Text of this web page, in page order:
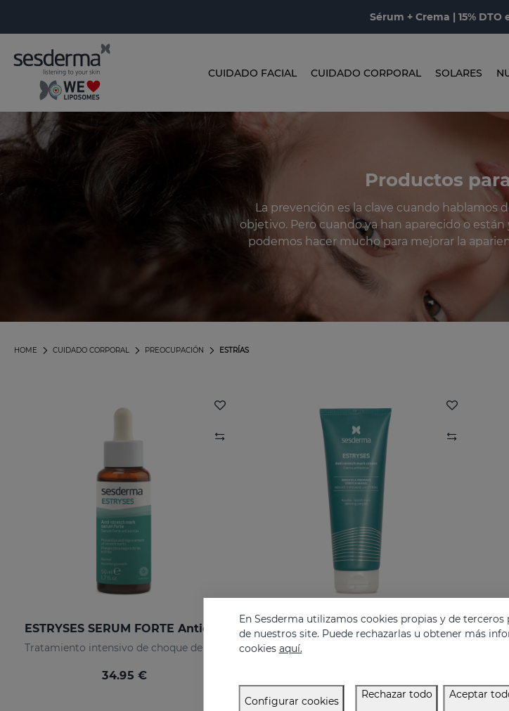
Sérum + Crema | 15%
CUIDADO FACIAL CUIDADO CORPORAL SOLARES
Productos
La prevención es la clave cuando hablamos
objetivo. Pero cuando ya han aparecido o
podemos hacer mucho para mejorar la
ESTRÍAS
PREOCUPACIÓN
CUIDADO CORPORAL
HOME
34.95 €
ESTRYSES Crema Antiestrías
En Sesderma utilizamos cookies propias y de
de nuestros site. Puede rechazarlas u obtener más
cookies aquí.
Configurar cookies
Rechazar todo Aceptar